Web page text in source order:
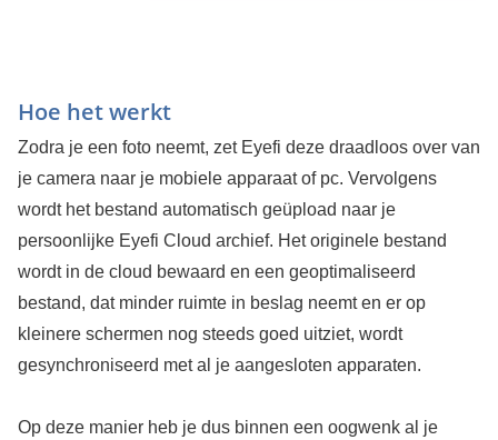
Hoe het werkt
Zodra je een foto neemt, zet Eyefi deze draadloos over van
je camera naar je mobiele apparaat of pc. Vervolgens
wordt het bestand automatisch geüpload naar je
persoonlijke Eyefi Cloud archief. Het originele bestand
wordt in de cloud bewaard en een geoptimaliseerd
bestand, dat minder ruimte in beslag neemt en er op
kleinere schermen nog steeds goed uitziet, wordt
gesynchroniseerd met al je aangesloten apparaten.
Op deze manier heb je dus binnen een oogwenk al je